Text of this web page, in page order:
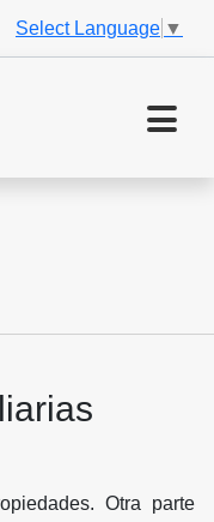
Select Language ▼
Otra parte